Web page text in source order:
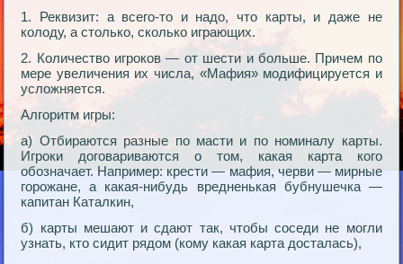
1. Реквизит: а всего-то и надо, что карты, и даже не
колоду, а столько, сколько играющих.
2. Количество игроков — от шести и больше. Причем по
мере увеличения их числа, «Мафия» модифицируется и
усложняется.
Алгоритм игры:
а) Отбираются разные по масти и по номиналу карты.
Игроки договариваются о том, какая карта кого
обозначает. Например: крести — мафия, черви — мирные
горожане, а какая-нибудь вредненькая бубнушечка —
капитан Каталкин,
б) карты мешают и сдают так, чтобы соседи не могли
узнать, кто сидит рядом (кому какая карта досталась),